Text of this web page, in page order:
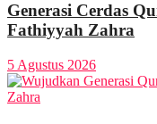
Generasi Cerdas
Fathiyyah Zahra
5 Agustus 2026